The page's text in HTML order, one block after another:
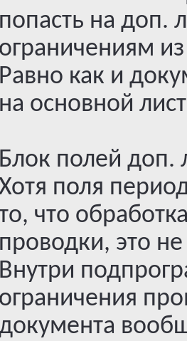
попасть на доп.
ограничениям
Равно как и
на основной
Блок полей доп.
поля
что
проводки, это не
Внутри
ограничения